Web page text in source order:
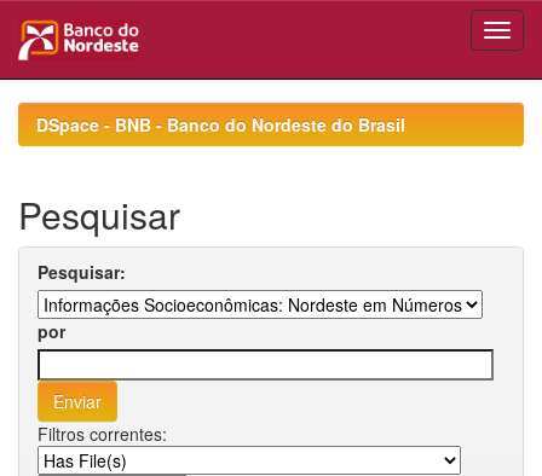
navigationDSpace - BNB - Banco do Nordeste do Brasil
Pesquisar
Pesquisar:
por
Filtros correntes: